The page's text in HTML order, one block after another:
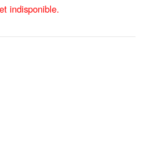
indisponible.